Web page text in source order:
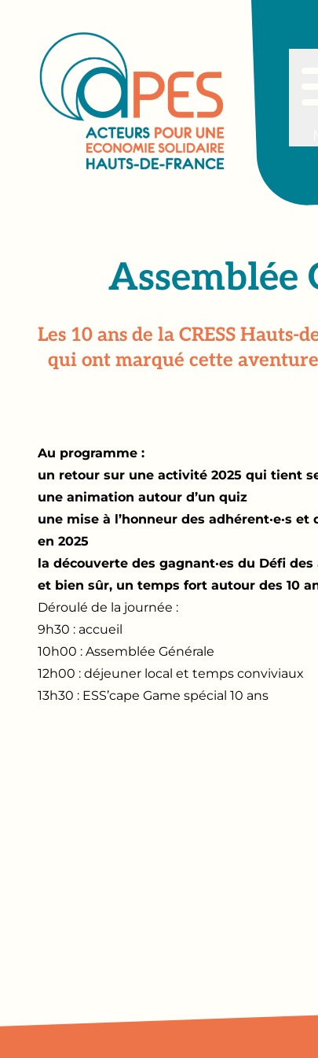
Assemblée
Les 10 ans de la CRESS
qui ont marqué cette
Au programme :
un retour sur une activité 2025 qui tient
une animation autour d’un quiz
une mise à l’honneur des adhérent·e·s
en 2025
la découverte des gagnant·es du Défi
et bien sûr, un temps fort autour des 10
Déroulé de la journée :
9h30 : accueil
10h00 : Assemblée Générale
12h00 : déjeuner local et temps conviviaux
13h30 : ESS’cape Game spécial 10 ans